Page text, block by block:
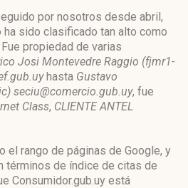
por nosotros desde abril,
sido clasificado tan alto como
propiedad de varias
Josi Montevedre Raggio (fjmr1-
hasta Gustavo
seciu@comercio.gub.uy, fue
Class, CLIENTE ANTEL
el rango de páginas de Google, y
términos de índice de citas de
Consumidor.gub.uy está